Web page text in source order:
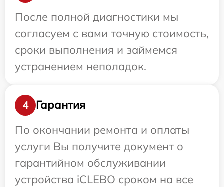
После полной диагностики мы
согласуем с вами точную стоимость,
сроки выполнения и займемся
устранением неполадок.
4
Гарантия
По окончании ремонта и оплаты
услуги Вы получите документ о
гарантийном обслуживании
устройства iCLEBO сроком на все